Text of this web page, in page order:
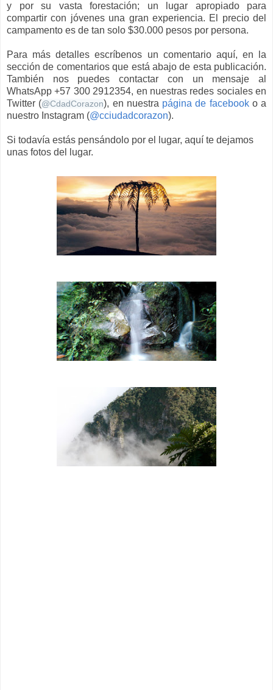
y por su vasta forestación; un lugar apropiado para
compartir con jóvenes una gran experiencia. El precio del
campamento es de tan solo $30.000 pesos por persona.
Para más detalles escríbenos un comentario aquí, en la
sección de comentarios que está abajo de esta publicación.
También nos puedes contactar con un mensaje al
WhatsApp +57 300 2912354, en nuestras redes sociales en
Twitter (@CdadCorazon), en nuestra página de facebooko a
nuestro Instagram (@cciudadcorazon).
Si todavía estás pensándolo por el lugar, aquí te dejamos
unas fotos del lugar.